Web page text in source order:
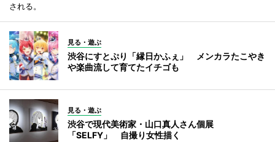
される。
見る・遊ぶ
渋谷にすとぷり「縁日かふぇ」 メンカラたこやき
や楽曲流して育てたイチゴも
見る・遊ぶ
渋谷で現代美術家・山口真人さん個展
「SELFY」 自撮り女性描く